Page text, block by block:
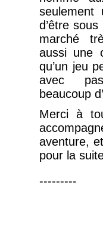
seulement
d’être
marché
aussi une
qu’un jeu
avec
beaucoup
Merci à
aventure,
pour la
---------